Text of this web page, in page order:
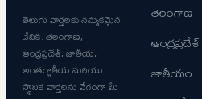
తెలుగు వార్తలకు నమ్మకమైన
వేదిక. తెలంగాణ,
ఆంధ్రప్రదేశ్, జాతీయ,
అంతర్జాతీయ మరియు
స్థానిక వార్తలను వేగంగా మీ
తెలంగాణ
ఆంధ్రప్రదేశ్
జాతీయం